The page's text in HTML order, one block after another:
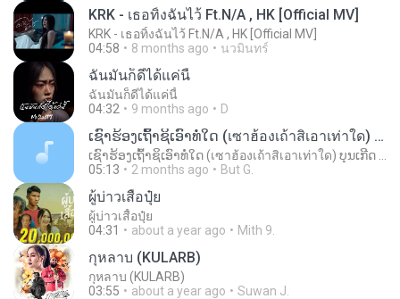
KRK - เธอทิ้งฉันไว้ Ft.N/A , HK [Official MV]
KRK - เธอทิ้งฉันไว้ Ft.N/A , HK [Official MV]
04:58
8 months ago นวมินทร์
ฉันมันก็ดีได้แค่นี้
ฉันมันก็ดีได้แค่นี้
04:32
9 months ago D
ເຊົາຮ້ອງເຖົ້າຊິເອົາທໍ່ໃດ (เซาฮ้องเถ้าสิเอาเท่าใด) ບຸນເກີດ ຫນູຫ່ວງ ft. ໂສພາ ຈຸນທະລາ
05:13
2 months ago But G.
ผู้บ่าวเสื้อปุ๋ย
ผู้บ่าวเสื้อปุ๋ย
04:31
about a year ago Mith 9.
กุหลาบ (KULARB)
กุหลาบ (KULARB)
03:55
about a year ago Suwan J.